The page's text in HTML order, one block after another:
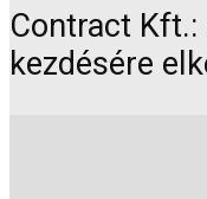
Contract
kezdésére